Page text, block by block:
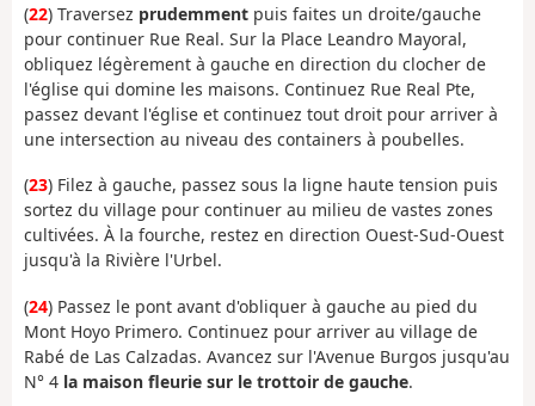
(22) Traversez prudemment puis faites un droite/gauche
pour continuer Rue Real. Sur la Place Leandro Mayoral,
obliquez légèrement à gauche en direction du clocher de
l'église qui domine les maisons. Continuez Rue Real Pte,
passez devant l'église et continuez tout droit pour arriver à
une intersection au niveau des containers à poubelles.
(23) Filez à gauche, passez sous la ligne haute tension puis
sortez du village pour continuer au milieu de vastes zones
cultivées. À la fourche, restez en direction Ouest-Sud-Ouest
jusqu'à la Rivière l'Urbel.
(24) Passez le pont avant d'obliquer à gauche au pied du
Mont Hoyo Primero. Continuez pour arriver au village de
Rabé de Las Calzadas. Avancez sur l'Avenue Burgos jusqu'au
N° 4 la maison fleurie sur le trottoir de gauche.